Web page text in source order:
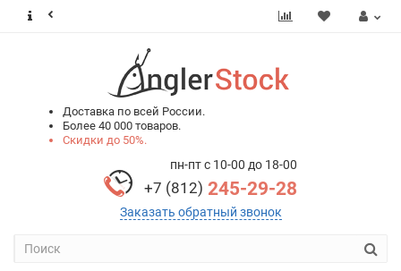
Доставка по всей России.
Более 40 000 товаров.
Скидки до 50%.
пн-пт с 10-00 до 18-00
+7 (812) 245-29-28
Заказать обратный звонок